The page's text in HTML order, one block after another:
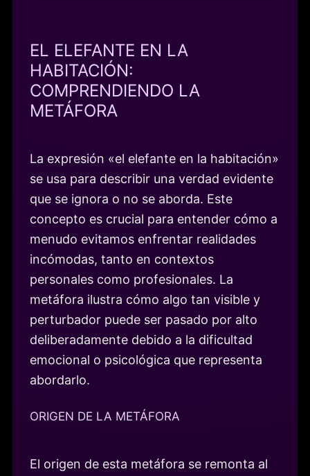
EL ELEFANTE EN LA
HABITACIÓN:
COMPRENDIENDO LA
METÁFORA
La expresión «el elefante en la habitación»
se usa para describir una verdad evidente
que se ignora o no se aborda. Este
concepto es crucial para entender cómo a
menudo evitamos enfrentar realidades
incómodas, tanto en contextos
personales como profesionales. La
metáfora ilustra cómo algo tan visible y
perturbador puede ser pasado por alto
deliberadamente debido a la dificultad
emocional o psicológica que representa
abordarlo.
ORIGEN DE LA METÁFORA
El origen de esta metáfora se remonta al